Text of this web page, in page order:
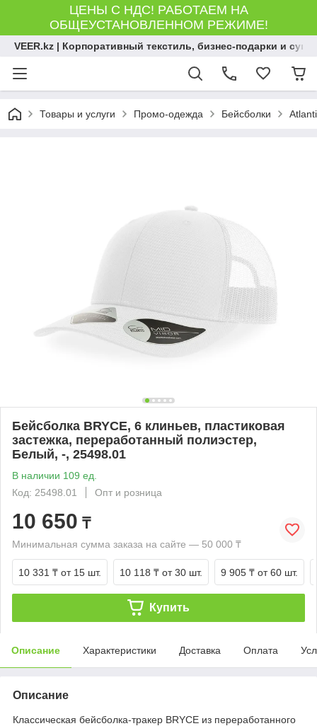
ЦЕНЫ С НДС! РАБОТАЕМ НА
ОБЩЕУСТАНОВЛЕННОМ РЕЖИМЕ!
VEER.kz | Корпоративный текстиль, бизнес-подарки и
Товары и услуги Промо-одежда Бейсболки
Бейсболка BRYCE, 6 клиньев, пластиковая
застежка, переработанный полиэстер,
Белый, -, 25498.01
В наличии 109 ед.
Код: 25498.01
Опт и розница
10 650 ₸
Минимальная сумма заказа на сайте — 50 000 ₸
10 331 ₸ от 15 шт. 10 118 ₸ от 30 шт. 9 905 ₸ от 60 шт.
Купить
Описание Характеристики Доставка Оплата
Описание
Классическая бейсболка-тракер BRYCE из переработанного